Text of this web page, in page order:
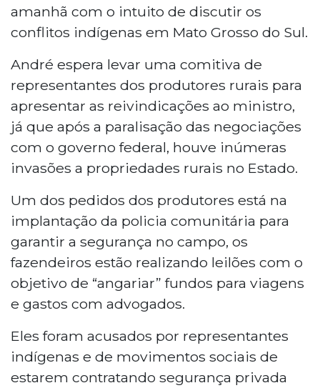
amanhã com o intuito de discutir os
conflitos indígenas em Mato Grosso do Sul.
André espera levar uma comitiva de
representantes dos produtores rurais para
apresentar as reivindicações ao ministro,
já que após a paralisação das negociações
com o governo federal, houve inúmeras
invasões a propriedades rurais no Estado.
Um dos pedidos dos produtores está na
implantação da policia comunitária para
garantir a segurança no campo, os
fazendeiros estão realizando leilões com o
objetivo de “angariar” fundos para viagens
e gastos com advogados.
Eles foram acusados por representantes
indígenas e de movimentos sociais de
estarem contratando segurança privada